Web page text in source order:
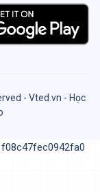
- Vted.vn - Học
f08c47fec0942fa0